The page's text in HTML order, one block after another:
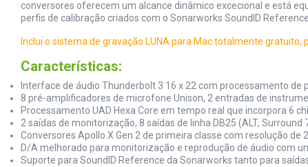
conversores oferecem um alcance dinâmico excecional e está
perfis de calibração criados com o Sonarworks SoundID
Inclui o sistema de gravação LUNA para Mac totalmente
Características:
Interface de áudio Thunderbolt 3 16 x 22 com processamento de
8 pré-amplificadores de microfone Unison, 2 entradas de
Processamento UAD Hexa Core em tempo real que incorpora 6
2 saídas de monitorização, 8 saídas de linha DB25 (ALT, Surround
Conversores Apollo X Gen 2 de primeira classe com resolução
D/A melhorado para monitorização e reprodução de áudio com
Suporte para SoundID Reference da Sonarworks tanto para